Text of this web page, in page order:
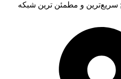
و مطمئن ترین شبکه